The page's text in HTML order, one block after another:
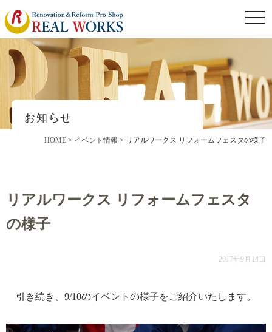
お知らせ
HOME > イベント情報 > リアルワークス リフォームフェスタの様子
リアルワークス リフォームフェスタ
の様子
2017年9月14日
引き続き、9/10のイベントの様子をご紹介いたします。